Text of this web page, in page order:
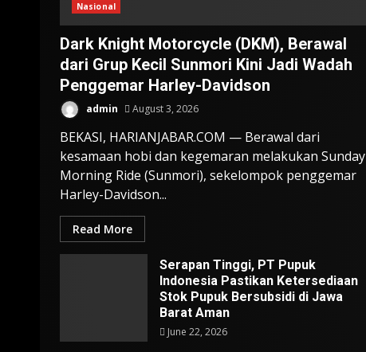
Nasional
Dark Knight Motorcycle (DKM), Berawal
dari Grup Kecil Sunmori Kini Jadi Wadah
Penggemar Harley-Davidson
admin August 3, 2026
BEKASI, HARIANJABAR.COM — Berawal dari
kesamaan hobi dan kegemaran melakukan Sunday
Morning Ride (Sunmori), sekelompok penggemar
Harley-Davidson...
Read More
Serapan Tinggi, PT Pupuk
Indonesia Pastikan Ketersediaan
Stok Pupuk Bersubsidi di Jawa
Barat Aman
June 22, 2026